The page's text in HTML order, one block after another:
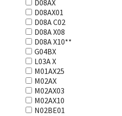
D08AX
D08AX01
D08А С02
D08А Х08
D08А Х10**
G04BX
L03А Х
M01AX25
M02AX
M02AX03
M02AX10
N02BE01